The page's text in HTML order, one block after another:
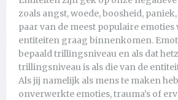
zoals angst, woede, boosheid,
paar van de meest populaire emoties
entiteiten graag binnenkomen.
bepaald trillingsniveau en als dat
trillingsniveau is als die van de
Als jij namelijk als mens te maken
onverwerkte emoties, trauma’s of